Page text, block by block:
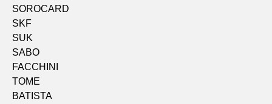
SOROCARD
SKF
SUK
SABO
FACCHINI
TOME
BATISTA